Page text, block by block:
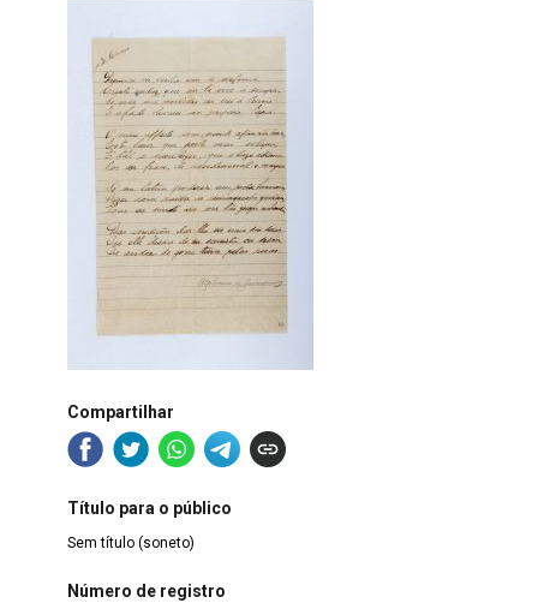
Compartilhar
Título para o público
Sem título (soneto)
Número de registro